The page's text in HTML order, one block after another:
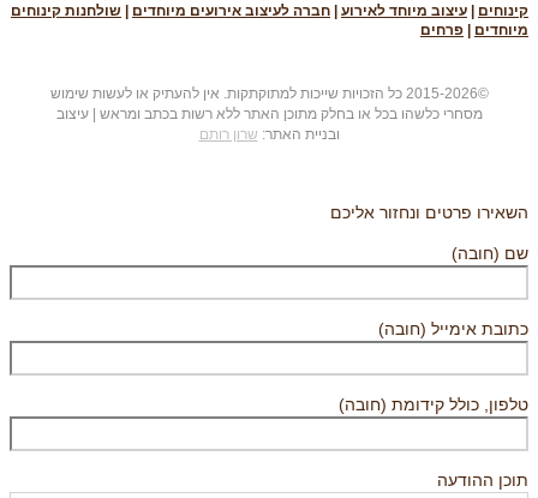
קינוחים | עיצוב מיוחד לאירוע | חברה לעיצוב אירועים מיוחדים | שולחנות קינוחים
מיוחדים | פרחים
©2015-2026 כל הזכויות שייכות למתוקתקות. אין להעתיק או לעשות שימוש
מסחרי כלשהו בכל או בחלק מתוכן האתר ללא רשות בכתב ומראש | עיצוב
ובניית האתר: שרון רותם
השאירו פרטים ונחזור אליכם
שם (חובה)
כתובת אימייל (חובה)
טלפון, כולל קידומת (חובה)
תוכן ההודעה